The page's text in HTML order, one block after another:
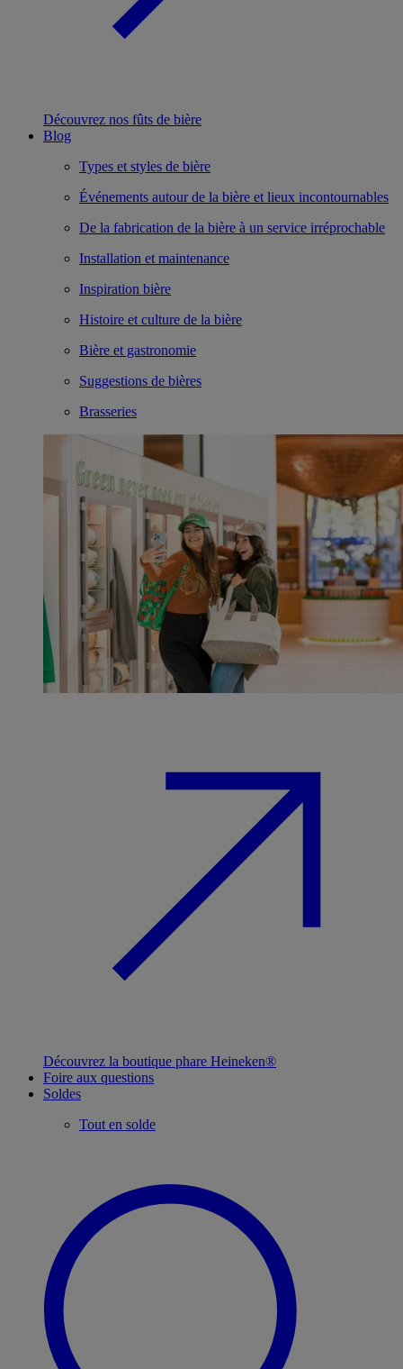
Découvrez nos fûts de bière
Blog
Types et styles de bière
Événements autour de la bière et lieux incontournables
De la fabrication de la bière à un service irréprochable
Installation et maintenance
Inspiration bière
Histoire et culture de la bière
Bière et gastronomie
Suggestions de bières
Brasseries
Découvrez la boutique phare Heineken®
Foire aux questions
Soldes
Tout en solde